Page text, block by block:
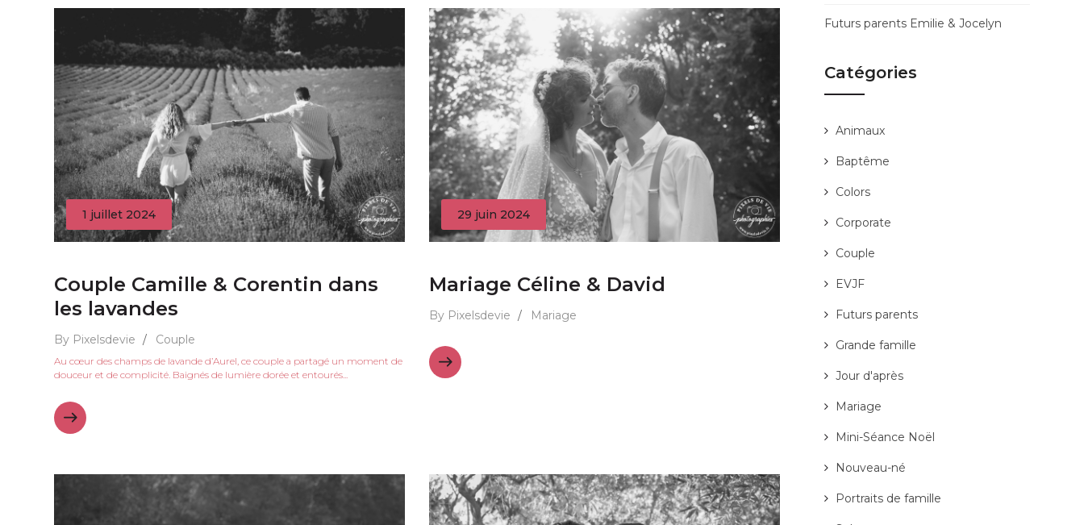
1 juillet 2024
Couple Camille & Corentin dans
les lavandes
By Pixelsdevie / Couple
Au cœur des champs de lavande d’Aurel, ce couple a partagé un moment de
douceur et de complicité. Baignés de lumière dorée et entourés...
29 juin 2024
Mariage Céline & David
By Pixelsdevie / Mariage
Futurs parents Emilie & Jocelyn
Catégories
Animaux
Baptême
Colors
Corporate
Couple
EVJF
Futurs parents
Grande famille
Jour d'après
Mariage
Mini-Séance Noël
Nouveau-né
Portraits de famille